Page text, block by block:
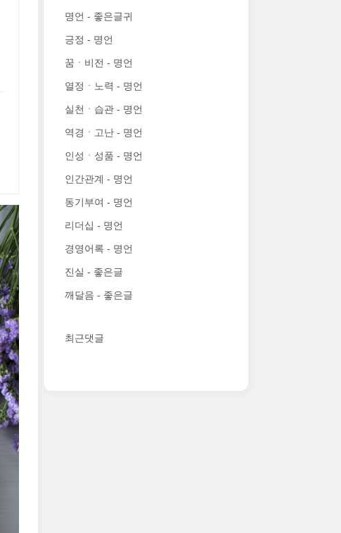
명언 - 좋은글귀
긍정 - 명언
꿈ㆍ비전 - 명언
열정ㆍ노력 - 명언
실천ㆍ습관 - 명언
역경ㆍ고난 - 명언
인성ㆍ성품 - 명언
인간관계 - 명언
동기부여 - 명언
리더십 - 명언
경영어록 - 명언
진실 - 좋은글
깨달음 - 좋은글
최근댓글